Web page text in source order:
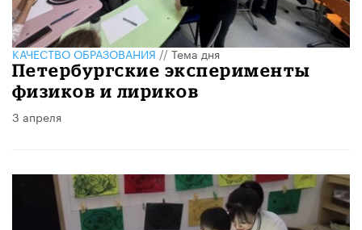
КАЧЕСТВО ОБРАЗОВАНИЯ//Тема дня
Петербургские эксперименты
физиков и лириков
3 апреля